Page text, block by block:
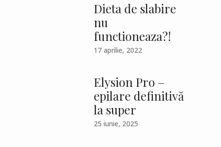
Dieta de slabire
nu
functioneaza?!
17 aprilie, 2022
Elysion Pro –
epilare definitivă
la super
25 iunie, 2025